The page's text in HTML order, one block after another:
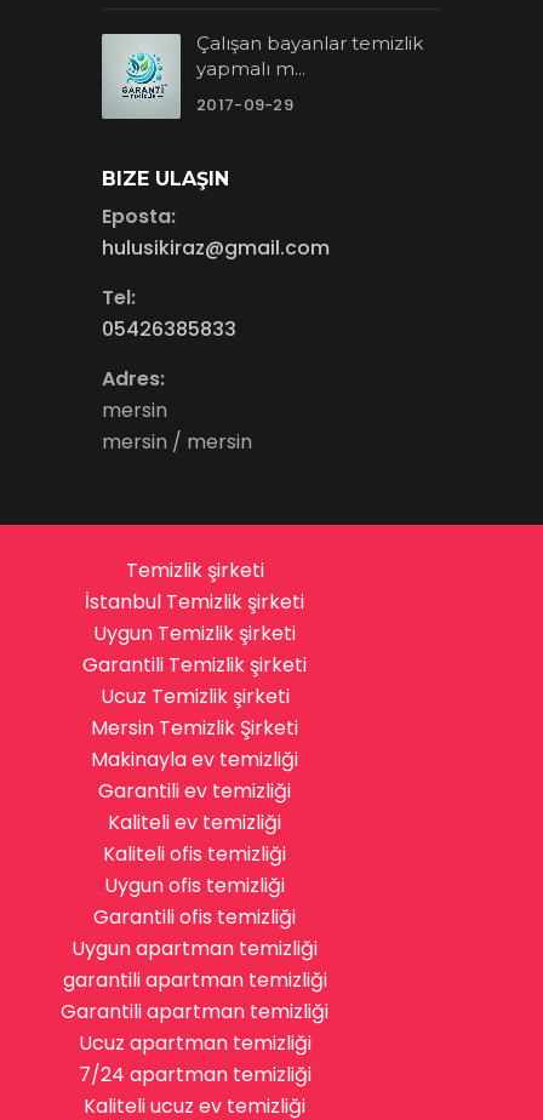
Çalışan bayanlar temizlik
yapmalı m...
2017-09-29
BIZE ULAŞIN
Eposta:
hulusikiraz@gmail.com
Tel:
05426385833
Adres:
mersin
mersin / mersin
Temizlik şirketi
İstanbul Temizlik şirketi
Uygun Temizlik şirketi
Garantili Temizlik şirketi
Ucuz Temizlik şirketi
Mersin Temizlik Şirketi
Makinayla ev temizliği
Garantili ev temizliği
Kaliteli ev temizliği
Kaliteli ofis temizliği
Uygun ofis temizliği
Garantili ofis temizliği
Uygun apartman temizliği
garantili apartman temizliği
Garantili apartman temizliği
Ucuz apartman temizliği
7/24 apartman temizliği
Kaliteli ucuz ev temizliği